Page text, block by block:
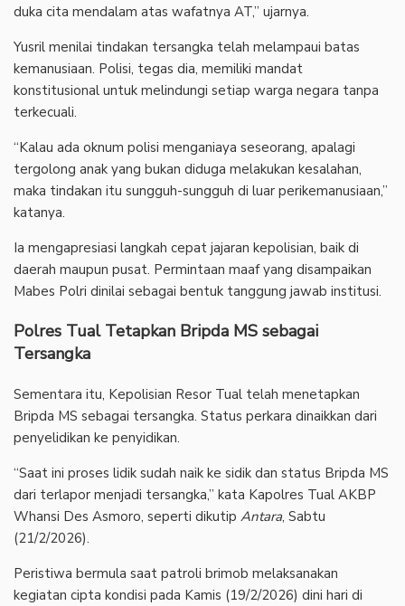
duka cita mendalam atas wafatnya AT,” ujarnya.
‎Yusril menilai tindakan tersangka telah melampaui batas
kemanusiaan. Polisi, tegas dia, memiliki mandat
konstitusional untuk melindungi setiap warga negara tanpa
terkecuali.
‎“Kalau ada oknum polisi menganiaya seseorang, apalagi
tergolong anak yang bukan diduga melakukan kesalahan,
maka tindakan itu sungguh-sungguh di luar perikemanusiaan,”
katanya.
‎Ia mengapresiasi langkah cepat jajaran kepolisian, baik di
daerah maupun pusat. Permintaan maaf yang disampaikan
Mabes Polri dinilai sebagai bentuk tanggung jawab institusi.
Polres Tual Tetapkan Bripda MS sebagai
Tersangka
‎Sementara itu, Kepolisian Resor Tual telah menetapkan
Bripda MS sebagai tersangka. Status perkara dinaikkan dari
penyelidikan ke penyidikan.
‎“Saat ini proses lidik sudah naik ke sidik dan status Bripda MS
dari terlapor menjadi tersangka,” kata Kapolres Tual AKBP
Whansi Des Asmoro, seperti dikutip Antara, Sabtu
(21/2/2026).
‎Peristiwa bermula saat patroli brimob melaksanakan
kegiatan cipta kondisi pada Kamis (19/2/2026) dini hari di